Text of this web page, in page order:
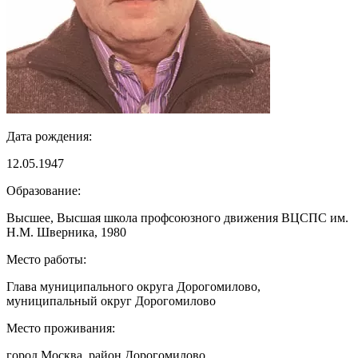
Дата рождения:
12.05.1947
Образование:
Высшее, Высшая школа профсоюзного движения ВЦСПС им.
Н.М. Шверника, 1980
Место работы:
Глава муниципального округа Дорогомилово,
муниципальный округ Дорогомилово
Место проживания:
город Москва, район Дорогомилово